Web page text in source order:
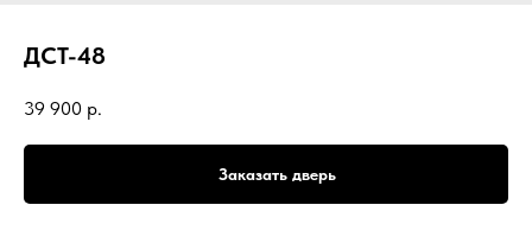
ДСТ-48
39 900 р.
Заказать дверь